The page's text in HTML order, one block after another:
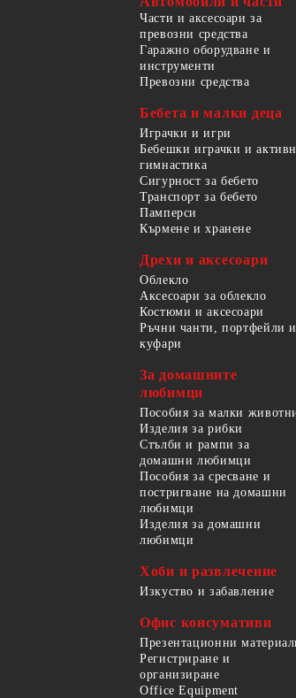
Басейн и спа
Аксесоари за битова техника
Домакински уреди
Безопасност при пожар,
Спално бельо и артикули
Озеленяване
Двор и градина
Аксесоари за камини и печки на
Чадъри за дъжд
Аварийна готовност
Аксесоари за пушачи
Инструменти
Катинари и ключове
Части и аксесоари за
превозни средства
Гаражно оборудване и
инструменти
Превозни средства
Бебета и малки деца
Играчки и игри
Бебешки играчки и
гимнастика
Сигурност за бебето
Транспорт за бебето
Памперси
Кърмене и хранене
Дрехи и аксесоари
Облекло
Аксесоари за облекло
Костюми и аксесоари
Ръчни чанти, портфейли и
куфари
За домашните
любимци
Пособия за малки
Изделия за рибки
Стълби и рампи за
домашни любимци
Пособия за сресване и
постригване на домашни
любимци
Изделия за домашни
любимци
Хоби и развлечение
Изкуство и забавление
Офис консумативи
Презентационни
Регистриране и
организиране
Office Equipment